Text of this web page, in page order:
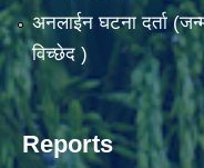
अनलाईन घटना दर्ता
विच्छेद )
Reports